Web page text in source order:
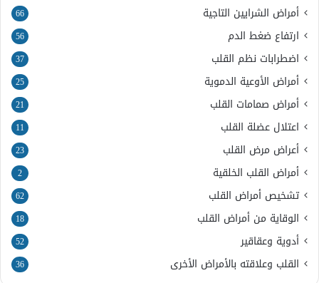
أمراض الشرايين التاجية 66
ارتفاع ضغط الدم 56
اضطرابات نظم القلب 37
أمراض الأوعية الدموية 25
أمراض صمامات القلب 21
اعتلال عضلة القلب 11
أعراض مرض القلب 23
أمراض القلب الخلقية 2
تشخيص أمراض القلب 62
الوقاية من أمراض القلب 18
أدوية وعقاقير 52
القلب وعلاقته بالأمراض الأخرى 36